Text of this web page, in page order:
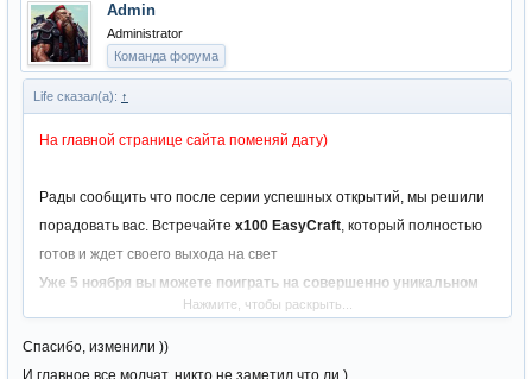
Admin
Administrator
Команда форума
Life сказал(а): ↑
На главной странице сайта поменяй дату)
Рады сообщить что после серии успешных открытий, мы решили
порадовать вас. Встречайте х100 EasyCraft, который полностью
готов и ждет своего выхода на свет
Уже 5 ноября вы можете поиграть на совершенно уникальном
Данный сервер подойдет для тех кто любит Low рейт и PvP
Мы решили совместить 2 концепции, и обьеденить их на нашем
Нажмите, чтобы раскрыть...
Спасибо, изменили ))
И главное все молчат, никто не заметил что ли )